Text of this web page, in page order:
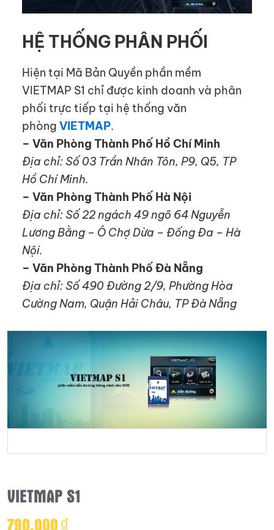
HỆ THỐNG PHÂN PHỐI
Hiện tại Mã Bản Quyền phần mềm
VIETMAP S1 chỉ được kinh doanh và phân
phối trực tiếp tại hệ thống văn
phòng VIETMAP.
– Văn Phòng Thành Phố Hồ Chí Minh
Địa chỉ: Số 03 Trần Nhân Tôn, P9, Q5, TP
Hồ Chí Minh.
– Văn Phòng Thành Phố Hà Nội
Địa chỉ: Số 22 ngách 49 ngõ 64 Nguyễn
Lương Bằng – Ô Chợ Dừa – Đống Đa – Hà
Nội.
– Văn Phòng Thành Phố Đà Nẵng
Địa chỉ:Số 490 Đường 2/9, Phường Hòa
Cường Nam, Quận Hải Châu, TP Đà Nẵng
VIETMAP S1
790.000₫